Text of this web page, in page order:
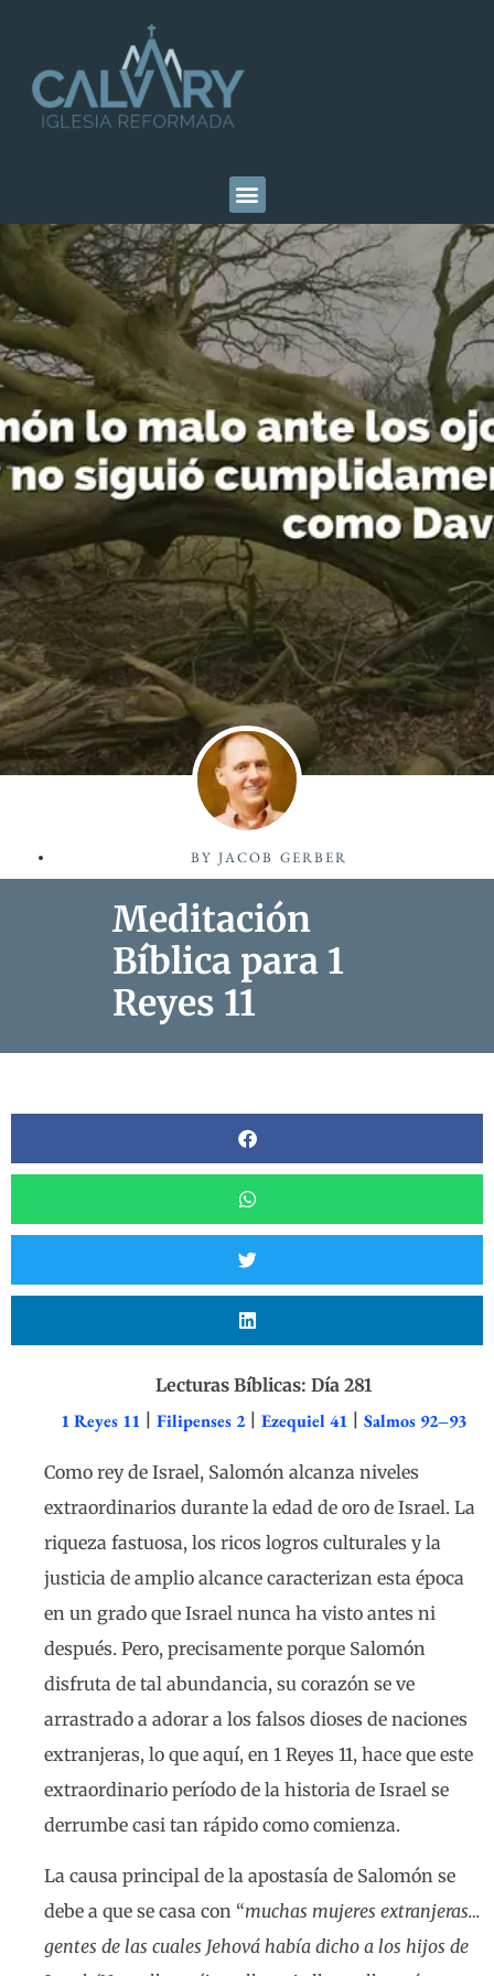
BY JACOB GERBER
Meditación
Bíblica para 1
Reyes 11
Lecturas Bíblicas: Día 281
1 Reyes 11 Filipenses 2| Ezequiel 41 Salmos 92–93
Como rey de Israel, Salomón alcanza niveles
extraordinarios durante la edad de oro de Israel. La
riqueza fastuosa, los ricos logros culturales y la
justicia de amplio alcance caracterizan esta época
en un grado que Israel nunca ha visto antes ni
después. Pero, precisamente porque Salomón
disfruta de tal abundancia, su corazón se ve
arrastrado a adorar a los falsos dioses de naciones
extranjeras, lo que aquí, en 1 Reyes 11, hace que este
extraordinario período de la historia de Israel se
derrumbe casi tan rápido como comienza.
La causa principal de la apostasía de Salomón se
debe a que se casa con “muchas mujeres extranjeras…
gentes de las cuales Jehová había dicho a los hijos de